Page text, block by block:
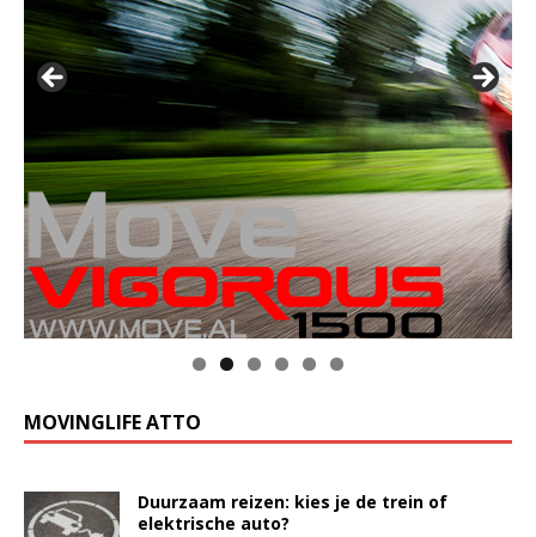
MOVINGLIFE ATTO
Duurzaam reizen: kies je de trein of
elektrische auto?